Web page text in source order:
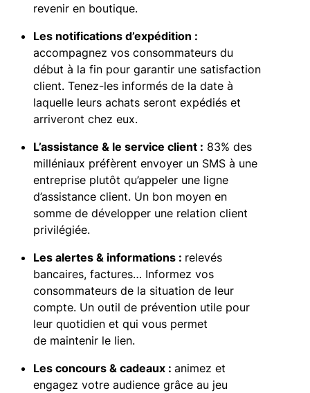
revenir en boutique.
Les notifications d’expédition :
accompagnez vos consommateurs du
début à la fin pour garantir une satisfaction
client. Tenez-les informés de la date à
laquelle leurs achats seront expédiés et
arriveront chez eux.
L’assistance & le service client : 83% des
milléniaux préfèrent envoyer un SMS à une
entreprise plutôt qu’appeler une ligne
d’assistance client. Un bon moyen en
somme de développer une relation client
privilégiée.
Les alertes & informations : relevés
bancaires, factures… Informez vos
consommateurs de la situation de leur
compte. Un outil de prévention utile pour
leur quotidien et qui vous permet
de maintenir le lien.
Les concours & cadeaux : animez et
engagez votre audience grâce au jeu